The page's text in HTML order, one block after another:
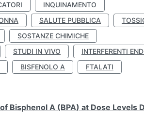
INQUINAMENTO
SALUTE PUBBLICA
SOSTANZE CHIMICHE
STUDI IN VIVO
INTERFERENTI
BISFENOLO A
FTALATI
Bisphenol A (BPA) at Dose Levels